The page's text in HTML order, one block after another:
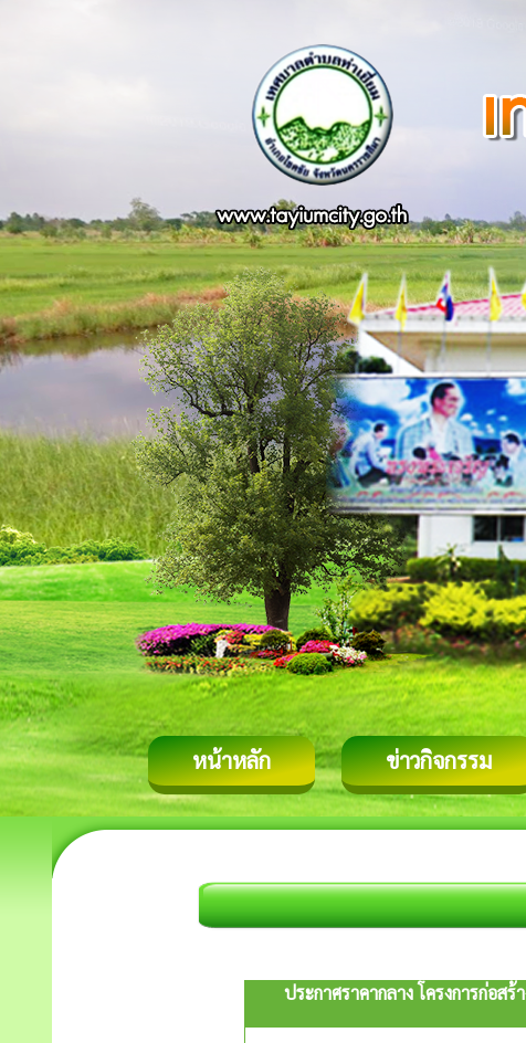
หน้าหลัก ข่าวกิจกรรม
ประกาศราคากลาง โครงการก่อ